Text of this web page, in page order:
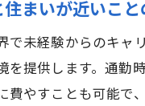
まいが近いこ
で未経験からのキャ
を提供します。通勤
費やすことも可能で